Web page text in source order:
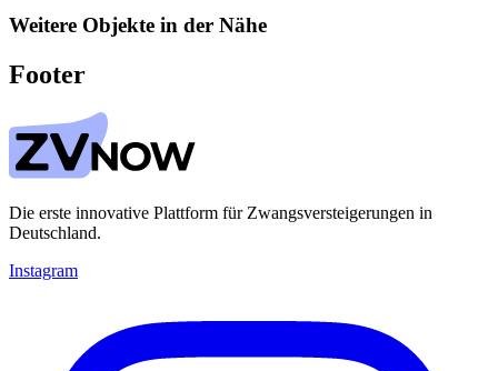
Weitere Objekte in der Nähe
Footer
Die erste innovative Plattform für Zwangsversteigerungen in
Deutschland.
Instagram